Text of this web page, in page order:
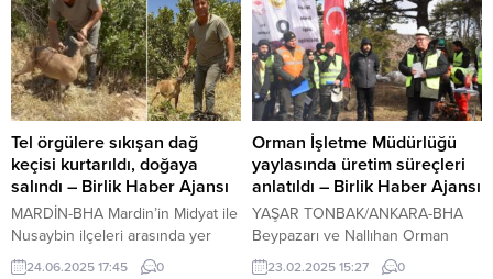
bir çocuğu kovalamaya başladı.
Oğlunu korumaya çalışan anne
A.A. köpeğin saldırısına uğradı.
Yardıma gelen iki kişi daha köpek
tarafından ısırıldı. Yaralanan 3 kişi,
kendi imkânlarıyla hastaneye
giderek tedavi oldu. Olayın
ardından belediye ekipleri köpeği
yakalayarak bölgeden
uzaklaştırdı. Mahalle...
Ülkü Özdemir ile MtürkTV Genel
Yayın Yönetmeni Serdar Cemal
Süzeroğlu, Muğla Büyükşehir
Belediye Başkanı Ahmet Aras’ı
makamında nezaket ziyareti
gerçekleştirdi. Ziyaret sırasında
yerel ve genel siyaset gündemi
ile Muğla’nın karşı karşıya
bulunduğu önemli sorunlar ve
turizmin mevcut...
Tel örgülere sıkışan dağ
keçisi kurtarıldı, doğaya
salındı – Birlik Haber Ajansı
MARDİN-BHA Mardin’in Midyat ile
Nusaybin ilçeleri arasında yer
alan Bagok Dağları’nda yürekleri
24.06.2025 17:45 0
Orman İşletme Müdürlüğü
yaylasında üretim süreçleri
anlatıldı – Birlik Haber Ajansı
YAŞAR TONBAK/ANKARA-BHA
Beypazarı ve Nallıhan Orman
İşletme müdürlüğü işletme şefleri
23.02.2025 15:27 0